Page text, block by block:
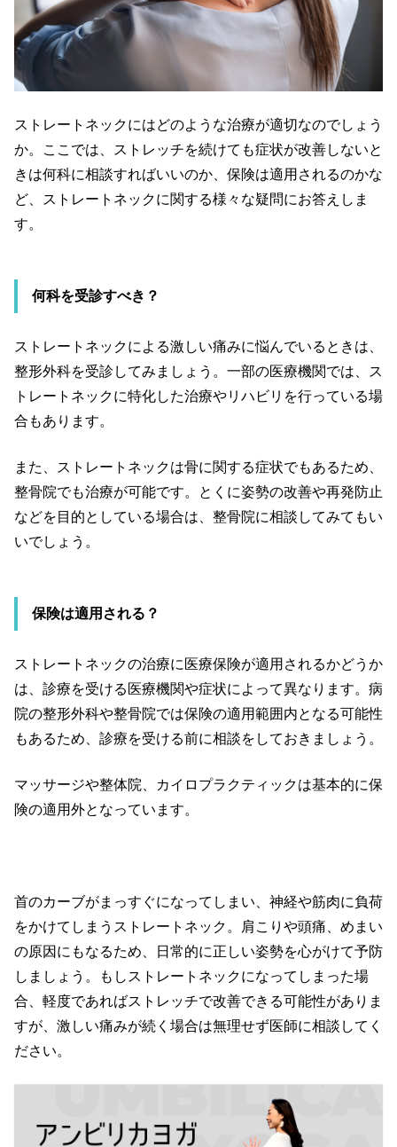
ストレートネックにはどのような治療が適切なのでしょう
か。ここでは、ストレッチを続けても症状が改善しないと
きは何科に相談すればいいのか、保険は適用されるのかな
ど、ストレートネックに関する様々な疑問にお答えしま
す。
何科を受診すべき？
ストレートネックによる激しい痛みに悩んでいるときは、
整形外科を受診してみましょう。一部の医療機関では、ス
トレートネックに特化した治療やリハビリを行っている場
合もあります。
また、ストレートネックは骨に関する症状でもあるため、
整骨院でも治療が可能です。とくに姿勢の改善や再発防止
などを目的としている場合は、整骨院に相談してみてもい
いでしょう。
保険は適用される？
ストレートネックの治療に医療保険が適用されるかどうか
は、診療を受ける医療機関や症状によって異なります。病
院の整形外科や整骨院では保険の適用範囲内となる可能性
もあるため、診療を受ける前に相談をしておきましょう。
マッサージや整体院、カイロプラクティックは基本的に保
険の適用外となっています。
首のカーブがまっすぐになってしまい、神経や筋肉に負荷
をかけてしまうストレートネック。肩こりや頭痛、めまい
の原因にもなるため、日常的に正しい姿勢を心がけて予防
しましょう。もしストレートネックになってしまった場
合、軽度であればストレッチで改善できる可能性がありま
すが、激しい痛みが続く場合は無理せず医師に相談してく
ださい。